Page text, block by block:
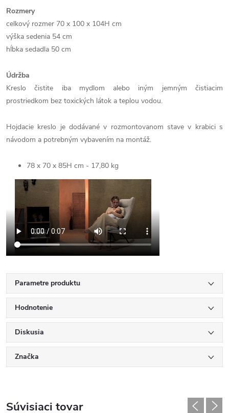
Rozmery
celkový rozmer 70 x 100 x 104H cm
výška sedenia 54 cm
hĺbka sedadla 50 cm
Údržba
Kreslo čistite iba mydlom alebo iným jemným čistiacim
prostriedkom bez toxických látok a teplou vodou.
Hojdacie kreslo je dodávané v rozmontovanom stave v krabici s
návodom a potrebným vybavením na montáž.
78 x 70 x 85H cm - 17,80 kg
Parametre produktu
Hodnotenie
Diskusia
Značka
Súvisiaci tovar